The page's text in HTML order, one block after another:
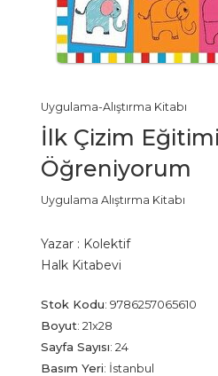
Uygulama-Alıştırma Kitabı
İlk Çizim
Öğreniyorum
Uygulama Alıştırma Kitabı
Yazar : Kolektif
Halk Kitabevi
Stok Kodu: 9786257065610
Boyut: 21x28
Sayfa Sayısı: 24
Basım Yeri: İstanbul